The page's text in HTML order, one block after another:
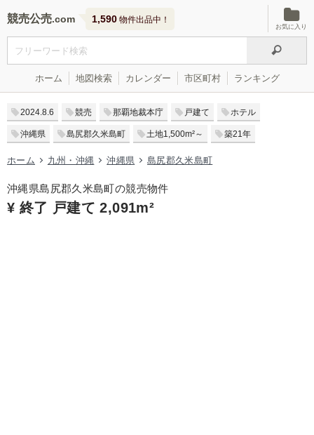
競売公売 1,590 物件出品中！
お気に入り
ホーム 地図検索 カレンダー 市区町村 ランキング
2024.8.6 競売 那覇地裁本庁 戸建て ホテル
沖縄県 島尻郡久米島町 土地1,500m²～ 築21年
ホーム 九州・沖縄 沖縄県 島尻郡久米島町
沖縄県島尻郡久米島町の競売物件
¥ 終了 戸建て 2,091m²